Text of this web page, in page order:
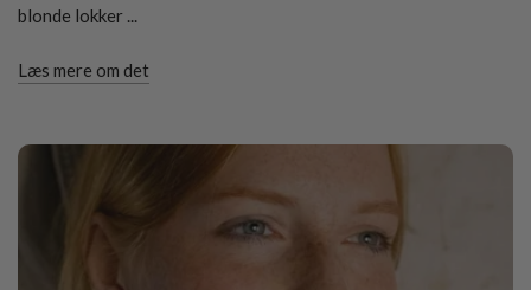
blonde lokker ...
Læs mere om det